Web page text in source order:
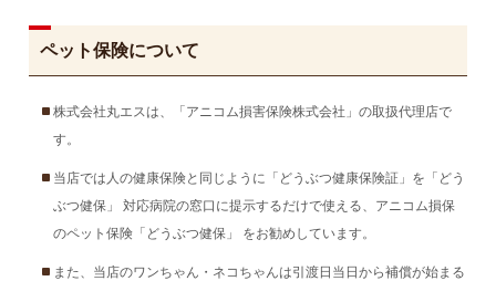
ペット保険について
株式会社丸エスは、「アニコム損害保険株式会社」の取扱代理店で
す。
当店では人の健康保険と同じように「どうぶつ健康保険証」を「どう
ぶつ健保」 対応病院の窓口に提示するだけで使える、アニコム損保
のペット保険「どうぶつ健保」 をお勧めしています。
また、当店のワンちゃん・ネコちゃんは引渡日当日から補償が始まる